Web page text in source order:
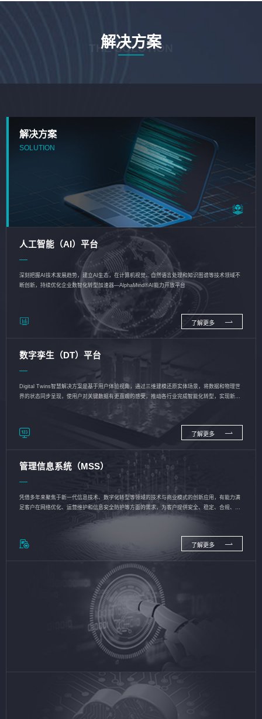
解决方案
THE SOLUTION
解决方案
SOLUTION
人工智能（AI）平台
深刻把握AI技术发展趋势，建立AI生态，在计算机视觉、自然语言处理和知识图谱等技术领域不
断创新，持续优化企业数智化转型加速器—AlphaMind®AI能力开放平台
了解更多
数字孪生（DT）平台
Digital Twins智慧解决方案是基于用户体验视角，通过三维建模还原实体场景，将数据和物理世
界的状态同步呈现，使用户对关键数据有更直观的感受，推动各行业完成智能化转型，实现新旧
了解更多
管理信息系统（MSS）
凭借多年来聚焦于新一代信息技术、数字化转型等领域的技术与商业模式的创新应用，有能力满
足客户在网络优化、运营维护和信息安全防护等方面的需求，为客户提供安全、稳定、合规、持
了解更多